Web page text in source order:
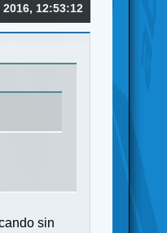
12:53:12
sin